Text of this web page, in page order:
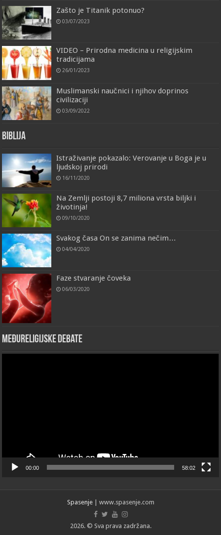
Zašto je Titanik potonuo?
03/07/2023
VIDEO – Prirodna medicina u religijskim
tradicijama
26/01/2023
Muslimanski naučnici i njihov doprinos
civilizaciji
03/09/2022
Biblija
Istraživanje pokazalo: Verovanje u Boga je u
ljudskoj prirodi
16/11/2020
Na Zemlji postoji 8,7 miliona vrsta biljki i
životinja!
09/10/2020
Svakog časa On se zanima nečim…
04/04/2020
Faze stvaranje čoveka
06/03/2020
Međureligijske debate
00:00 58:02
Spasenje| www.spasenje.com
2026. © Sva prava zadržana.